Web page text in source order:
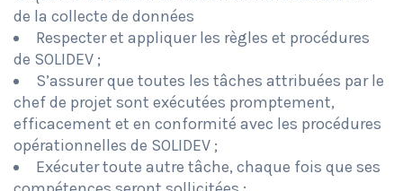
de la collecte de données
Respecter et appliquer les règles et procédures
de SOLIDEV ;
S’assurer que toutes les tâches attribuées par le
chef de projet sont exécutées promptement,
efficacement et en conformité avec les procédures
opérationnelles de SOLIDEV ;
Exécuter toute autre tâche, chaque fois que ses